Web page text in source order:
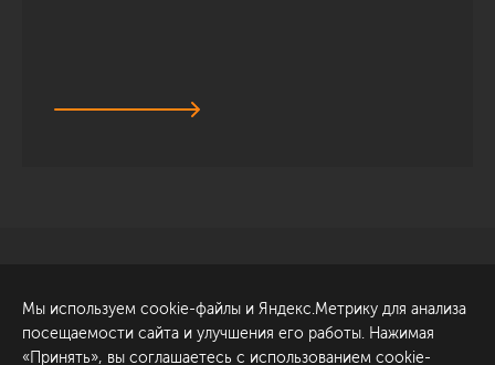
Обсудить проект
ул. Академика Павлова, 6
к1
Мы используем cookie-файлы и Яндекс.Метрику для анализа
посещаемости сайта и улучшения его работы. Нажимая
«Принять», вы соглашаетесь с использованием cookie-